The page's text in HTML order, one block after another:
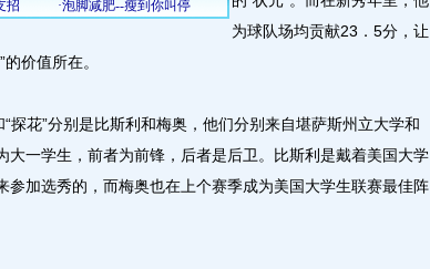
为球队场均贡献23．5分，让
价值所在。
花”分别是比斯利和梅奥，他们分别来自堪萨斯州立大学和
大一学生，前者为前锋，后者是后卫。比斯利是戴着美国大学
参加选秀的，而梅奥也在上个赛季成为美国大学生联赛最佳阵